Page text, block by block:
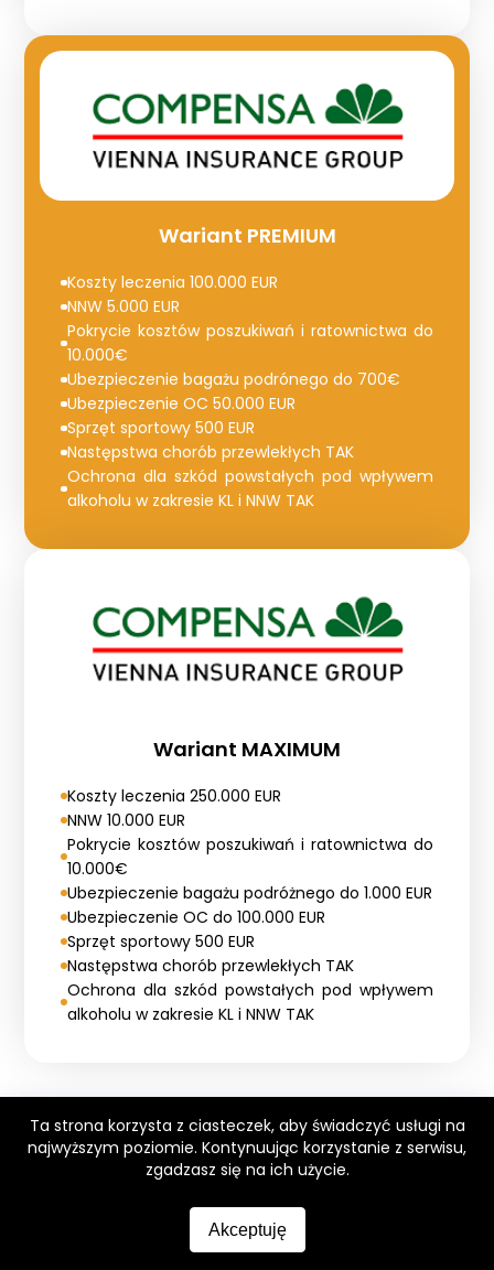
Wariant PREMIUM
Koszty leczenia 100.000 EUR
NNW 5.000 EUR
Pokrycie kosztów poszukiwań i ratownictwa do
10.000€
Ubezpieczenie bagażu podrónego do 700€
Ubezpieczenie OC 50.000 EUR
Sprzęt sportowy 500 EUR
Następstwa chorób przewlekłych TAK
Ochrona dla szkód powstałych pod wpływem
alkoholu w zakresie KL i NNW TAK
Wariant MAXIMUM
Koszty leczenia 250.000 EUR
NNW 10.000 EUR
Pokrycie kosztów poszukiwań i ratownictwa do
10.000€
Ubezpieczenie bagażu podróżnego do 1.000 EUR
Ubezpieczenie OC do 100.000 EUR
Sprzęt sportowy 500 EUR
Następstwa chorób przewlekłych TAK
Ochrona dla szkód powstałych pod wpływem
alkoholu w zakresie KL i NNW TAK
Ubezpieczenie w razie
Ta strona korzysta z ciasteczek, aby świadczyć usługi na
najwyższym poziomie. Kontynuując korzystanie z serwisu,
zgadzasz się na ich użycie.
Akceptuję